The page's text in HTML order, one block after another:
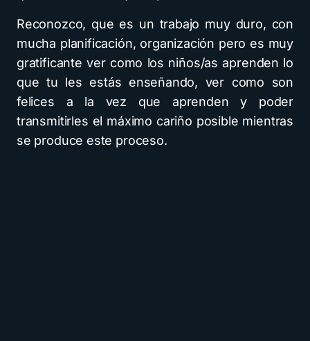
Reconozco, que es un trabajo muy duro, con
mucha planificación, organización pero es muy
gratificante ver como los niños/as aprenden lo
que tu les estás enseñando, ver como son
felices a la vez que aprenden y poder
transmitirles el máximo cariño posible mientras
se produce este proceso.